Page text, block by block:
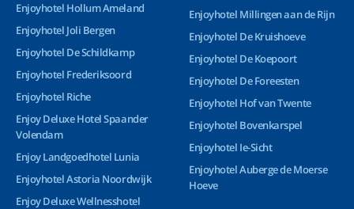
Enjoyhotel Hollum Ameland
Enjoyhotel Joli Bergen
Enjoyhotel De Schildkamp
Enjoyhotel Frederiksoord
Enjoyhotel Riche
Enjoy Deluxe Hotel Spaander
Volendam
Enjoy Landgoedhotel Lunia
Enjoyhotel Astoria Noordwijk
Enjoy Deluxe Wellnesshotel
Enjoyhotel Millingen aan de Rijn
Enjoyhotel De Kruishoeve
Enjoyhotel De Koepoort
Enjoyhotel De Foreesten
Enjoyhotel Hof van Twente
Enjoyhotel Bovenkarspel
Enjoyhotel Ie-Sicht
Enjoyhotel Auberge de Moerse
Hoeve